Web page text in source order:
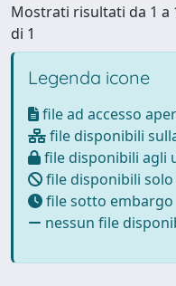
Mostrati risultati da 1 a
di 1
Legenda icone
file ad accesso
file disponibili
file disponibili agli
file disponibili
file sotto embargo
nessun file